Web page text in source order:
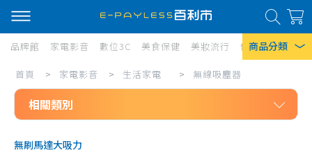
商品分類
熱門搜尋
風扇
品牌館 家電影音 數位3C 美食保健 美妝流行 傢俱寢具 居
家
電
影
音/
首頁 > 家電影音 > 生活家電 > 無線吸塵器
相關類別
無刷馬達大吸力